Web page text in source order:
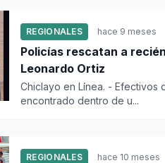
REGIONALES hace 9 meses
Policías rescatan a
Leonardo Ortiz
Chiclayo en Línea. - Efectivos
encontrado dentro de u...
REGIONALES hace 10 meses